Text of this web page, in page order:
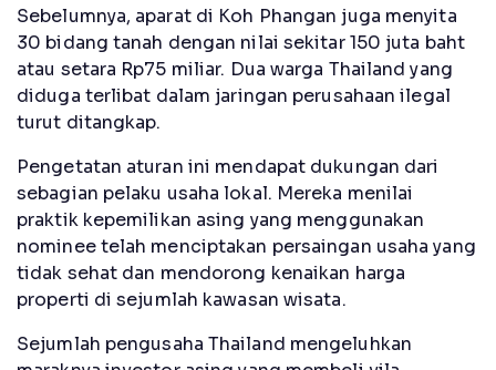
Sebelumnya, aparat di Koh Phangan juga menyita
30 bidang tanah dengan nilai sekitar 150 juta baht
atau setara Rp75 miliar. Dua warga Thailand yang
diduga terlibat dalam jaringan perusahaan ilegal
turut ditangkap.
Pengetatan aturan ini mendapat dukungan dari
sebagian pelaku usaha lokal. Mereka menilai
praktik kepemilikan asing yang menggunakan
nominee telah menciptakan persaingan usaha yang
tidak sehat dan mendorong kenaikan harga
properti di sejumlah kawasan wisata.
Sejumlah pengusaha Thailand mengeluhkan